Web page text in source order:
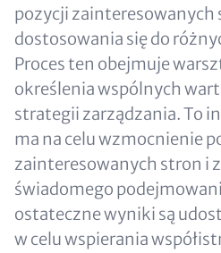
pozycji zainteresowanych
dostosowania się do
Proces ten obejmuje
określenia wspólnych
strategii zarządzania. To
ma na celu wzmocnienie
zainteresowanych stron i
świadomego
ostateczne wyniki są
w celu wspierania